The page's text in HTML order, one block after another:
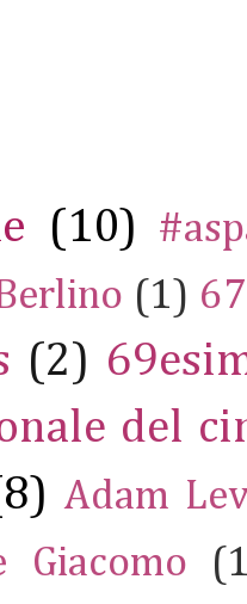
(10)
(1)
(2)
del
Adam
Giacomo